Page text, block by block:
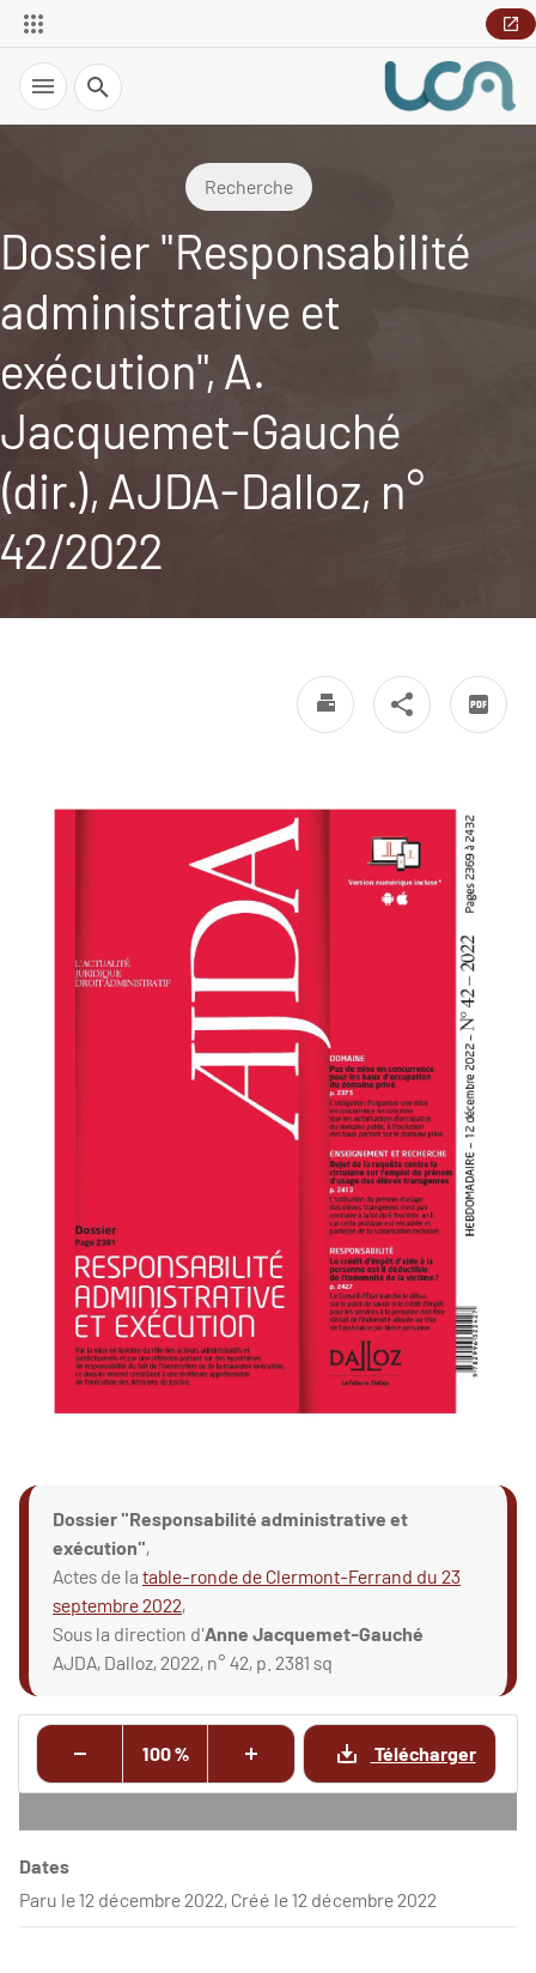
Recherche
Recherche
Dossier "Responsabilité
administrative et
exécution", A.
Jacquemet-Gauché
(dir.), AJDA-Dalloz, n°
42/2022
Dossier "Responsabilité administrative et
exécution",
Actes de la table-ronde de Clermont-Ferrand du 23
septembre 2022,
Sous la direction d'Anne Jacquemet-Gauché
AJDA, Dalloz, 2022, n° 42, p. 2381 sq
100 % Télécharger
Dates
Paru le 12 décembre 2022, Créé le 12 décembre 2022